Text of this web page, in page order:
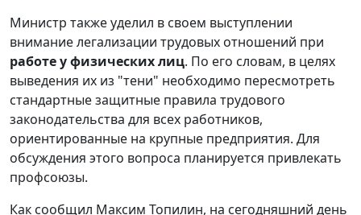
Министр также уделил в своем выступлении
внимание легализации трудовых отношений при
работе у физических лиц. По его словам, в целях
выведения их из "тени" необходимо пересмотреть
стандартные защитные правила трудового
законодательства для всех работников,
ориентированные на крупные предприятия. Для
обсуждения этого вопроса планируется привлекать
профсоюзы.
Как сообщил Максим Топилин, на сегодняшний день